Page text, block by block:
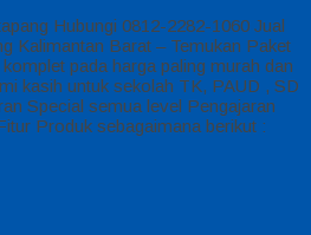
Hubungi 0812-2282-1060 Jual
Kalimantan Barat – Temukan Paket
pada harga paling murah dan
kasih untuk sekolah TK, PAUD , SD
Special semua level Pengajaran
Produk sebagaimana berikut :